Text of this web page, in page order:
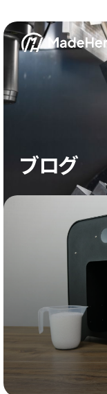
ブログ
3Dプリンター
樹脂3Dプリンタ
表面処理装置